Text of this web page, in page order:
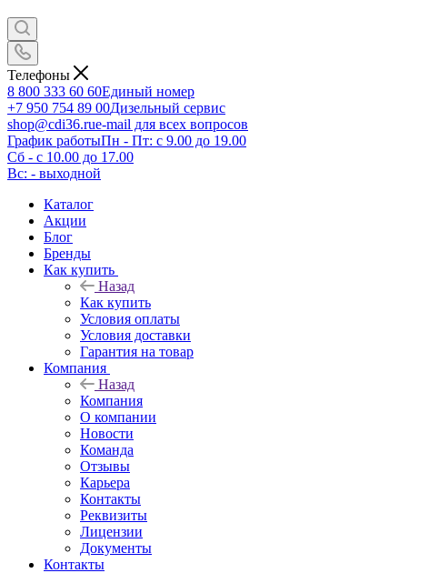
Телефоны
8 800 333 60 60Единый номер
+7 950 754 89 00Дизельный сервис
shop@cdi36.rue-mail для всех вопросов
График работыПн - Пт: с 9.00 до 19.00
Сб - с 10.00 до 17.00
Вс: - выходной
Каталог
Акции
Блог
Бренды
Как купить
Назад
Как купить
Условия оплаты
Условия доставки
Гарантия на товар
Компания
Назад
Компания
О компании
Новости
Команда
Отзывы
Карьера
Контакты
Реквизиты
Лицензии
Документы
Контакты